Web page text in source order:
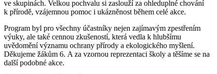
ve skupinách. Velkou pochvalu si zaslouží za ohleduplné chování
k přírodě, vzájemnou pomoc i ukázněnost během celé akce.
Program byl pro všechny účastníky nejen zajímavým zpestřením
výuky, ale také cennou zkušeností, která vedla k hlubšímu
uvědomění významu ochrany přírody a ekologického myšlení.
Děkujeme žákům 6. A za vzornou reprezentaci školy a těšíme se na
další podobné akce.